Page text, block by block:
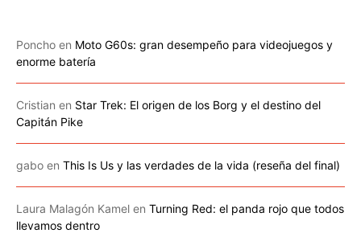
Poncho en Moto G60s: gran desempeño para videojuegos y
enorme batería
Cristian en Star Trek: El origen de los Borg y el destino del
Capitán Pike
gabo en This Is Us y las verdades de la vida (reseña del final)
Laura Malagón Kamel en Turning Red: el panda rojo que todos
llevamos dentro